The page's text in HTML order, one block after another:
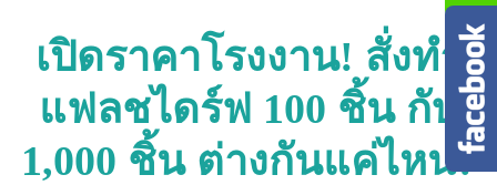
เปิดราคาโรงงาน! สั่งทำ
แฟลชไดร์ฟ 100 ชิ้น กับ
1,000 ชิ้น ต่างกันแค่ไหน?